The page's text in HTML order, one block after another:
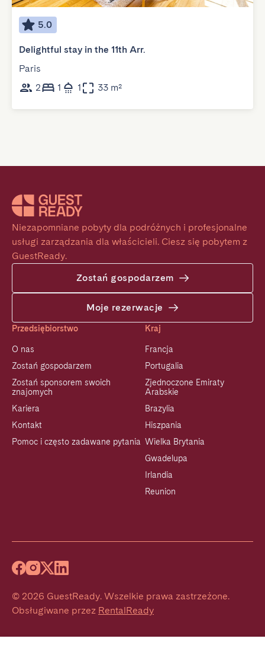
5.0
Delightful stay in the 11th Arr.
Paris
2
1 1 33 m²
Niezapomniane pobyty dla podróżnych i profesjonalne
usługi zarządzania dla właścicieli. Ciesz się pobytem z
GuestReady.
Zostań gospodarzem
Moje rezerwacje
Przedsiębiorstwo
O nas
Zostań gospodarzem
Zostań sponsorem swoich
znajomych
Kariera
Kontakt
Pomoc i często zadawane pytania
Kraj
Francja
Portugalia
Zjednoczone Emiraty
Arabskie
Brazylia
Hiszpania
Wielka Brytania
Gwadelupa
Irlandia
Reunion
© 2026 GuestReady. Wszelkie prawa zastrzeżone.
Obsługiwane przez RentalReady